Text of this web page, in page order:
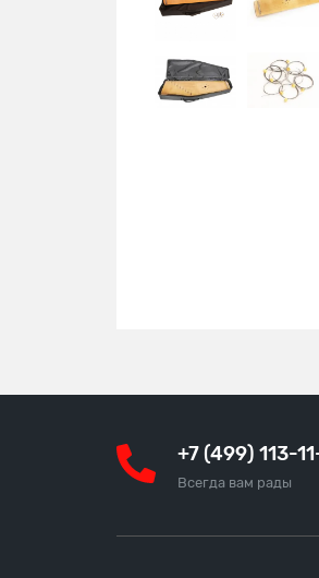
+7 (499) 113-
Всегда вам рады